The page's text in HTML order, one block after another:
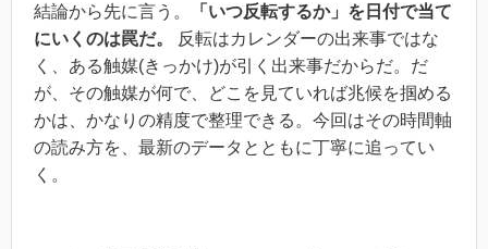
結論から先に言う。
「いつ反転するか」を日付で当て
にいくのは罠だ。
反転はカレンダーの出来事ではな
く、ある触媒(きっかけ)が引く出来事だからだ。だ
が、その触媒が何で、どこを見ていれば兆候を掴める
かは、かなりの精度で整理できる。今回はその時間軸
の読み方を、最新のデータとともに丁寧に追ってい
く。